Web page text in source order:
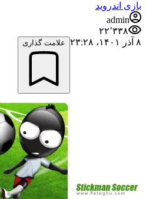
بازی اندروید
admin
۲۲٬۳۳۸
۸ آذر ۱۴۰۱،‏ ۲۳:۲۸
علامت گذاری